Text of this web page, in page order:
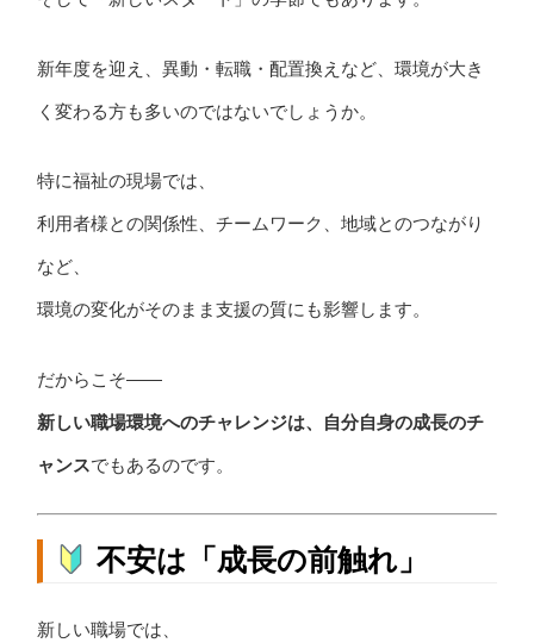
新年度を迎え、異動・転職・配置換えなど、環境が大き
く変わる方も多いのではないでしょうか。
特に福祉の現場では、
利用者様との関係性、チームワーク、地域とのつながり
など、
環境の変化がそのまま支援の質にも影響します。
だからこそ――
新しい職場環境へのチャレンジは、自分自身の成長のチ
ャンスでもあるのです。
不安は「成長の前触れ」
新しい職場では、